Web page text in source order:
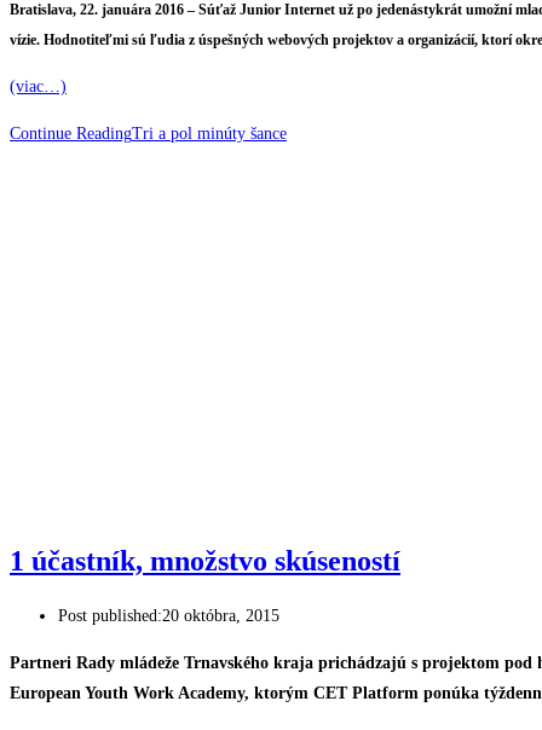
Bratislava, 22. januára 2016 – Súťaž Junior Internet už po jedenástykrát umožní
vízie. Hodnotiteľmi sú ľudia z úspešných webových projektov a organizácií, ktorí
(viac…)
Continue ReadingTri a pol minúty šance
1 účastník, množstvo skúseností
Post published:20 októbra, 2015
Partneri Rady mládeže Trnavského kraja prichádzajú s projektom
European Youth Work Academy, ktorým CET Platform ponúka